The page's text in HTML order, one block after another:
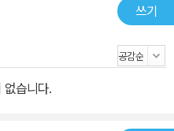
쓰기
없습니다.